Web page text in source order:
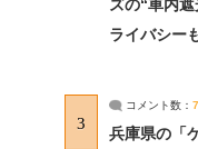
ズの“車内
ライバシー
3
コメント数： 7
兵庫県の「